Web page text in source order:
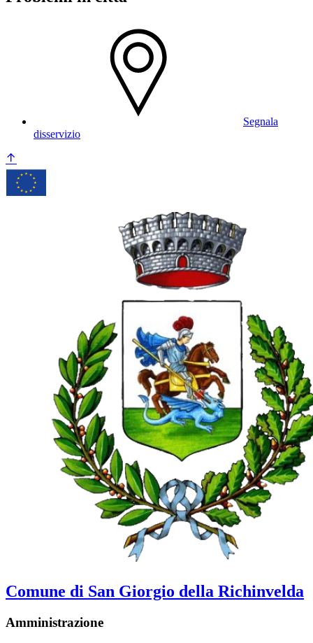
Segnala
disservizio
Comune di San Giorgio della Richinvelda
Amministrazione